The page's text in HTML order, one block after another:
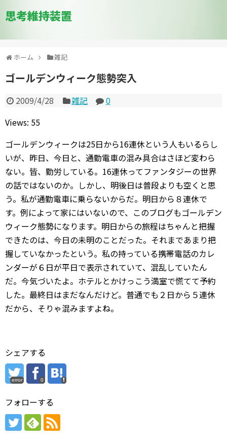
思考維持装置
ホーム 雑記
ゴールデンウィーク態勢突入
2009/4/28 雑記
0
Views: 55
ゴールデンウィークは25日から16連休という人もいるらし
いが、昨日、今日と、通勤電車の混み具合はさほど変わら
ない。皆、勤労している。16連休ってファンタジーの世界
の話ではないのか。しかし、明後日は普段よりも空くと思
う。私が通勤電車に乗らないからだ。明日から８連休で
す。例によって家にはいないので、このブログもゴールデン
ウィーク態勢になります。明日からの旅程はちゃんと把握
できたのは、今日の未明のことだった。それまであまり把
握していなかったという。私の持っている携帯電話のカレ
ンダーが６日が平日で表示されていて、混乱していたん
だ。今気づいたよ。ホテルとかけっこう満室で慌てて予約
した。最終日はまだなんだけど。普通でも２日から５連休
だから、そりゃ混みますよね。
シェアする
error 0
フォローする